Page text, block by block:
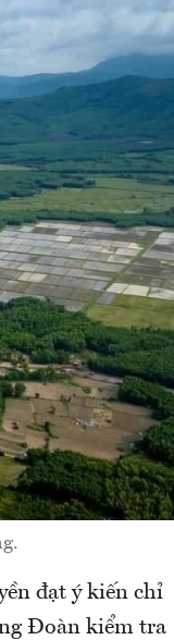
đạt ý kiến chỉ
Đoàn kiểm tra